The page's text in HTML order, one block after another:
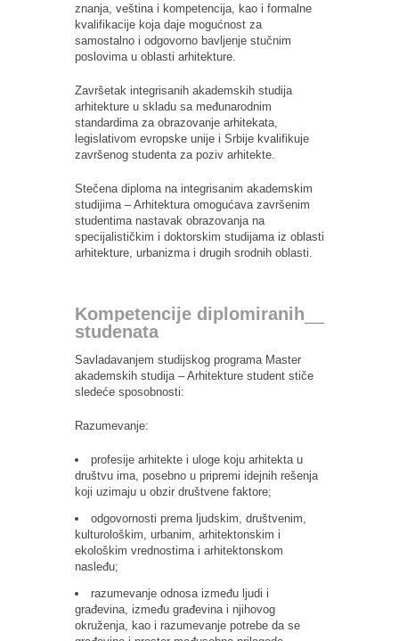
znanja, veština i kompetencija, kao i formalne
kvalifikacije koja daje mogućnost za
samostalno i odgovorno bavljenje stučnim
poslovima u oblasti arhitekture.
Završetak integrisanih akademskih studija
arhitekture u skladu sa međunarodnim
standardima za obrazovanje arhitekata,
legislativom evropske unije i Srbije kvalifikuje
završenog studenta za poziv arhitekte.
Stečena diploma na integrisanim akademskim
studijima – Arhitektura omogućava završenim
studentima nastavak obrazovanja na
specijalističkim i doktorskim studijama iz oblasti
arhitekture, urbanizma i drugih srodnih oblasti.
Kompetencije diplomiranih
studenata
Savladavanjem studijskog programa Master
akademskih studija – Arhitekture student stiče
sledeće sposobnosti:
Razumevanje:
profesije arhitekte i uloge koju arhitekta u
društvu ima, posebno u pripremi idejnih rešenja
koji uzimaju u obzir društvene faktore;
odgovornosti prema ljudskim, društvenim,
kulturološkim, urbanim, arhitektonskim i
ekološkim vrednostima i arhitektonskom
nasleđu;
razumevanje odnosa između ljudi i
građevina, između građevina i njihovog
okruženja, kao i razumevanje potrebe da se